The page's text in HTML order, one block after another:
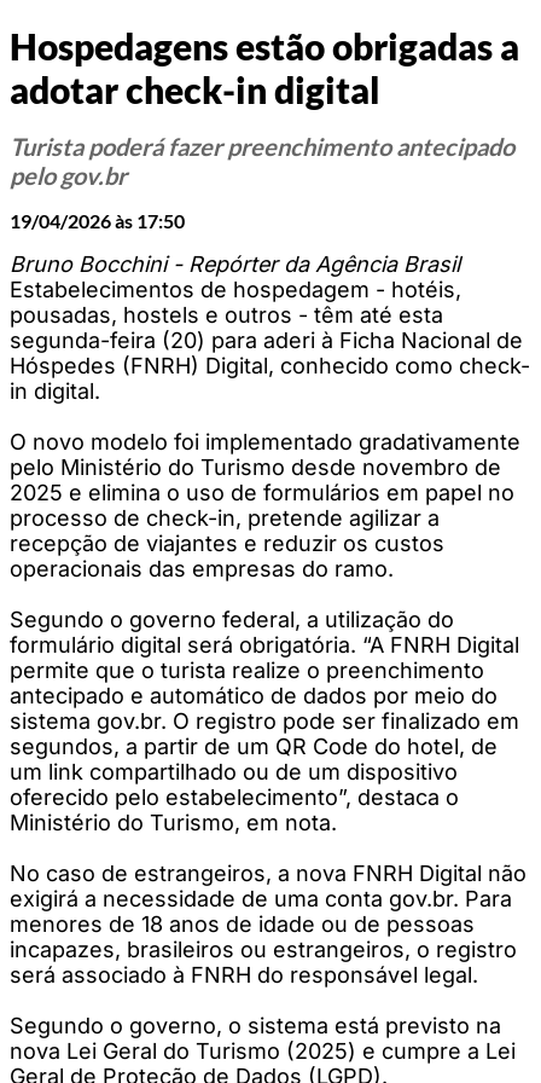
Hospedagens estão obrigadas a
adotar check-in digital
Turista poderá fazer preenchimento antecipado
pelo gov.br
19/04/2026 às 17:50
Bruno Bocchini - Repórter da Agência Brasil
Estabelecimentos de hospedagem - hotéis,
pousadas, hostels e outros - têm até esta
segunda-feira (20) para aderi à Ficha Nacional de
Hóspedes (FNRH) Digital, conhecido como check-
in digital.
O novo modelo foi implementado gradativamente
pelo Ministério do Turismo desde novembro de
2025 e elimina o uso de formulários em papel no
processo de check-in, pretende agilizar a
recepção de viajantes e reduzir os custos
operacionais das empresas do ramo.
Segundo o governo federal, a utilização do
formulário digital será obrigatória. “A FNRH Digital
permite que o turista realize o preenchimento
antecipado e automático de dados por meio do
sistema gov.br. O registro pode ser finalizado em
segundos, a partir de um QR Code do hotel, de
um link compartilhado ou de um dispositivo
oferecido pelo estabelecimento”, destaca o
Ministério do Turismo, em nota.
No caso de estrangeiros, a nova FNRH Digital não
exigirá a necessidade de uma conta gov.br. Para
menores de 18 anos de idade ou de pessoas
incapazes, brasileiros ou estrangeiros, o registro
será associado à FNRH do responsável legal.
Segundo o governo, o sistema está previsto na
nova Lei Geral do Turismo (2025) e cumpre a Lei
Geral de Proteção de Dados (LGPD).